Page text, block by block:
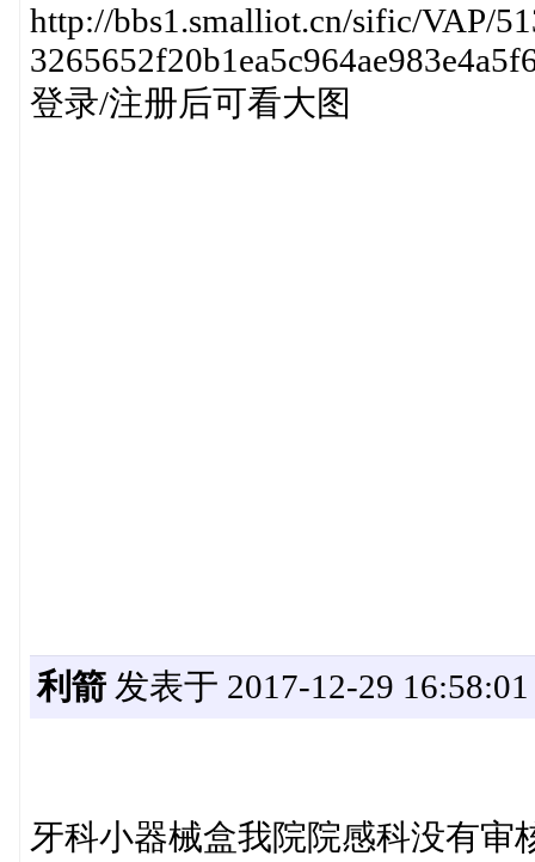
http://bbs1.smalliot.cn/sific/VAP/
登录/注册后可看大图
利箭发表于 2017-12-29 16:58:01
牙科小器械盒我院院感科没有审